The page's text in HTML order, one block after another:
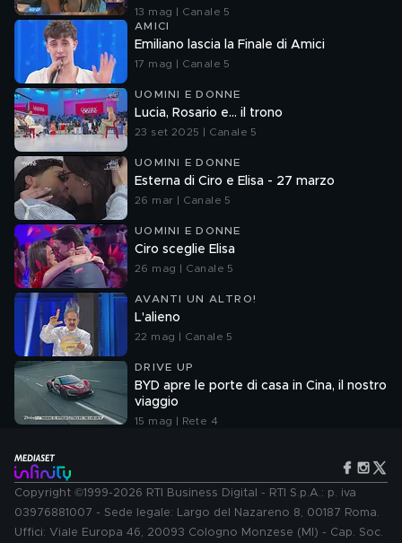
13 mag | Canale 5
AMICI
Emiliano lascia la Finale di Amici
17 mag | Canale 5
UOMINI E DONNE
Lucia, Rosario e... il trono
23 set 2025 | Canale 5
UOMINI E DONNE
Esterna di Ciro e Elisa - 27 marzo
26 mar | Canale 5
UOMINI E DONNE
Ciro sceglie Elisa
26 mag | Canale 5
AVANTI UN ALTRO!
L'alieno
22 mag | Canale 5
DRIVE UP
BYD apre le porte di casa in Cina, il nostro
viaggio
15 mag | Rete 4
Copyright ©1999-2026 RTI Business Digital - RTI S.p.A.: p. iva
03976881007 - Sede legale: Largo del Nazareno 8, 00187 Roma.
Uffici: Viale Europa 46, 20093 Cologno Monzese (MI) - Cap. Soc.